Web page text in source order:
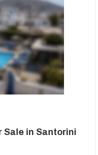
Sale in Santorini